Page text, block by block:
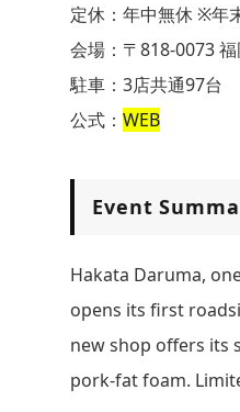
定休：年中無休 ※年
会場：〒818-0073
駐車：3店共通97台
公式： WEB
Event
Hakata Daruma,
opens its first
new shop offers its
pork-fat foam.